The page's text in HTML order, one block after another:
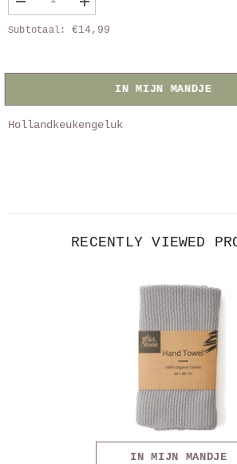
aantal
van
Vergroot
aantal
van
Subtotaal: €14,99
IN MIJN MANDJE
Hollandkeukengeluk
RECENTLY VIEWED
IN MIJN MANDJE